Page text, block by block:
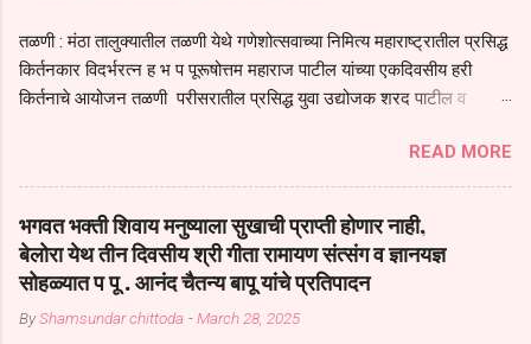
तळणी : मंठा तालुक्यातील तळणी येथे गणेशोत्सवाच्या निमित्य महाराष्ट्रातील प्रसिद्ध
किर्तनकार विदर्भरत्न ह भ प पूरूषोत्तम महाराज पाटील यांच्या एकदिवसीय हरी
किर्तनाचे आयोजन तळणी परीसरातील प्रसिद्ध युवा उद्योजक शरद पाटील व
तुकाराम महाराज यांच्या *आपुला तो एक देव करुनी घ्यावा* *तेणे विन जिवा सुख
नोहे* *येरती माईक दुःखाची जनीती* *नाही आदी अंती अवसान* या अभंगावर
सुंदर निरूपण केले सध्य स्थितीचा काळ हा मानव जातीच्या परीक्षेचा काळ आहे
धर्ममंडपात बसलेली लोक ही खरच भाग्यवान आहेत कोरोना सारख्या महामारीत आपंण
जिवंत आहोत या महामारीतून जर आपल्याला वाचायचे असेल तर धार्मीक विचाराचा
आधार आपल्याला घ्यावाच लागेल महामारीच्या काळात वारकरी सप्रदायच खूप मोठा
आधार आहे सध्य स्थितीत मानव जातीची मानसीक अवस्था सक्षम असणे गरजेचे आहे
READ MORE
भगवत भक्ती शिवाय मनुष्याला सुखाची प्राप्ती होणार नाही,
बेलोरा येथ तीन दिवसीय श्री गीता रामायण संत्संग व ज्ञानयज्ञ
सोहळ्यात प पू . आनंद चैतन्य बापू यांचे प्रतिपादन
ByShamsundar chittoda -March 28, 2025